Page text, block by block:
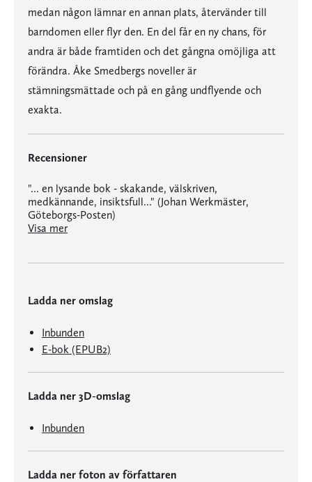
medan någon lämnar en annan plats, återvänder till
barndomen eller flyr den. En del får en ny chans, för
andra är både framtiden och det gångna omöjliga att
förändra. Åke Smedbergs noveller är
stämningsmättade och på en gång undflyende och
exakta.
Recensioner
"... en lysande bok - skakande, välskriven,
medkännande, insiktsfull..." (Johan Werkmäster,
Göteborgs-Posten)
Visa mer
Ladda ner omslag
Inbunden
E-bok (EPUB2)
Ladda ner 3D-omslag
Inbunden
Ladda ner foton av författaren